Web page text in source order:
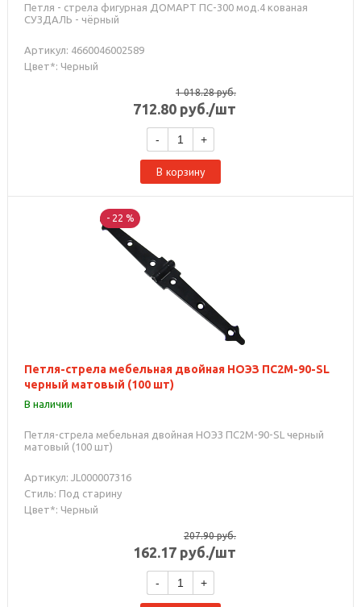
Петля - стрела фигурная ДОМАРТ ПС-300 мод.4 кованая
СУЗДАЛЬ - чёрный
Артикул: 4660046002589
Цвет*: Черный
1 018.28руб.
712.80 руб./шт
- +
В корзину
- 22 %
Петля-стрела мебельная двойная НОЭЗ ПС2М-90-SL
черный матовый (100 шт)
В наличии
Петля-стрела мебельная двойная НОЭЗ ПС2М-90-SL черный
матовый (100 шт)
Артикул: JL000007316
Стиль: Под старину
Цвет*: Черный
207.90руб.
162.17 руб./шт
- +